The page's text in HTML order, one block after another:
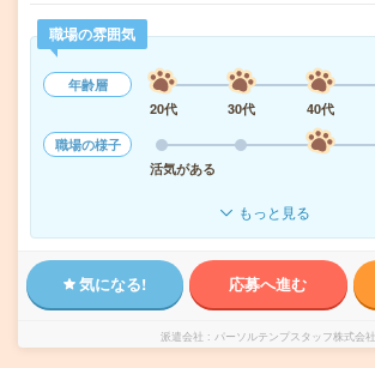
職場の雰囲気
年齢層
20代
30代 40代
職場の様子
活気がある
もっと見る
気になる! 応募へ進む
派遣会社 パーソルテンプスタッフ株式会社